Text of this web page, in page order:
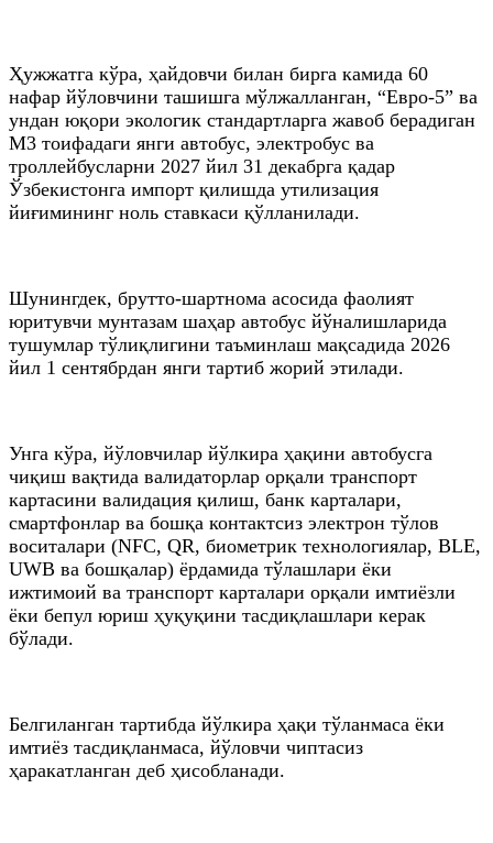
Ҳужжатга кўра, ҳайдовчи билан бирга камида 60
нафар йўловчини ташишга мўлжалланган, “Евро-5” ва
ундан юқори экологик стандартларга жавоб берадиган
М3 тоифадаги янги автобус, электробус ва
троллейбусларни 2027 йил 31 декабрга қадар
Ўзбекистонга импорт қилишда утилизация
йиғимининг ноль ставкаси қўлланилади.
Шунингдек, брутто-шартнома асосида фаолият
юритувчи мунтазам шаҳар автобус йўналишларида
тушумлар тўлиқлигини таъминлаш мақсадида 2026
йил 1 сентябрдан янги тартиб жорий этилади.
Унга кўра, йўловчилар йўлкира ҳақини автобусга
чиқиш вақтида валидаторлар орқали транспорт
картасини валидация қилиш, банк карталари,
смартфонлар ва бошқа контактсиз электрон тўлов
воситалари (NFC, QR, биометрик технологиялар, BLE,
UWB ва бошқалар) ёрдамида тўлашлари ёки
ижтимоий ва транспорт карталари орқали имтиёзли
ёки бепул юриш ҳуқуқини тасдиқлашлари керак
бўлади.
Белгиланган тартибда йўлкира ҳақи тўланмаса ёки
имтиёз тасдиқланмаса, йўловчи чиптасиз
ҳаракатланган деб ҳисобланади.